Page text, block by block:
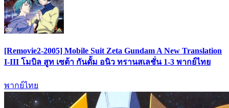
[Removie2-2005] Mobile Suit Zeta Gundam A New Translation
I-III โมบิล สูท เซต้า กันดั้ม อนิว ทรานสเลชั่น 1-3 พากย์ไทย
พากย์ไทย